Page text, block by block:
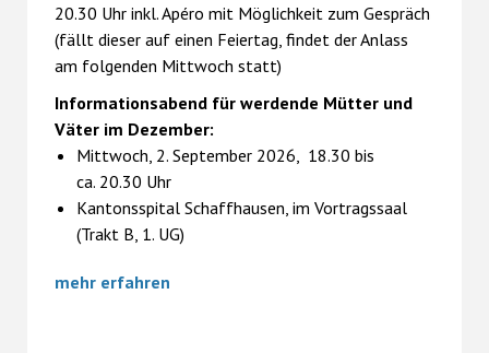
20.30 Uhr inkl. Apéro mit Möglichkeit zum Gespräch
(fällt dieser auf einen Feiertag, findet der Anlass
am folgenden Mittwoch statt)
Informationsabend für werdende Mütter und
Väter im Dezember:
Mittwoch, 2. September 2026, 18.30 bis
ca. 20.30 Uhr
Kantonsspital Schaffhausen, im Vortragssaal
(Trakt B, 1. UG)
mehr erfahren